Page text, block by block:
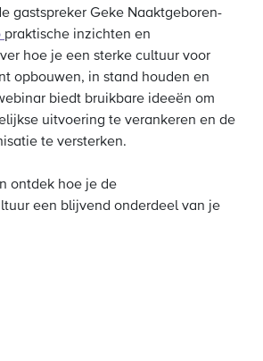
gastspreker Geke Naaktgeboren-
praktische inzichten en
hoe je een sterke cultuur voor
opbouwen, in stand houden en
biedt bruikbare ideeën om
uitvoering te verankeren en de
te versterken.
ontdek hoe je de
een blijvend onderdeel van je